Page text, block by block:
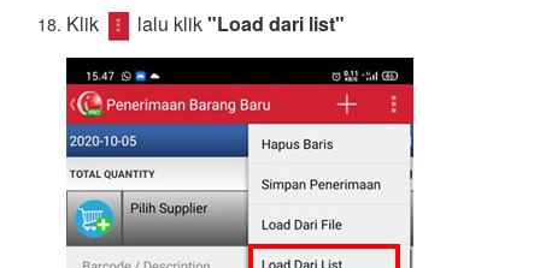
Klik lalu klik"Load dari list"